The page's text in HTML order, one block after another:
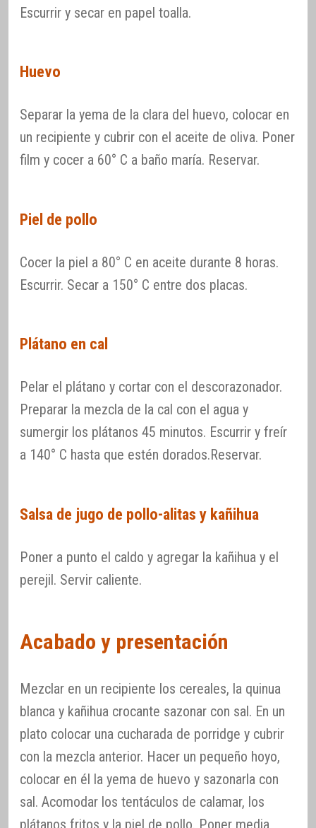
Escurrir y secar en papel toalla.
Huevo
Separar la yema de la clara del huevo, colocar en
un recipiente y cubrir con el aceite de oliva. Poner
film y cocer a 60° C a baño maría. Reservar.
Piel de pollo
Cocer la piel a 80° C en aceite durante 8 horas.
Escurrir. Secar a 150° C entre dos placas.
Plátano en cal
Pelar el plátano y cortar con el descorazonador.
Preparar la mezcla de la cal con el agua y
sumergir los plátanos 45 minutos. Escurrir y freír
a 140° C hasta que estén dorados.Reservar.
Salsa de jugo de pollo-alitas y kañihua
Poner a punto el caldo y agregar la kañihua y el
perejil. Servir caliente.
Acabado y presentación
Mezclar en un recipiente los cereales, la quinua
blanca y kañihua crocante sazonar con sal. En un
plato colocar una cucharada de porridge y cubrir
con la mezcla anterior. Hacer un pequeño hoyo,
colocar en él la yema de huevo y sazonarla con
sal. Acomodar los tentáculos de calamar, los
plátanos fritos y la piel de pollo. Poner media